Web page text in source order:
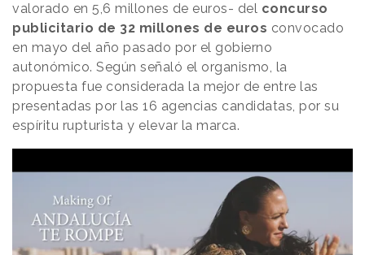
valorado en 5,6 millones de euros- del concurso
publicitario de 32 millones de euros convocado
en mayo del año pasado por el gobierno
autonómico. Según señaló el organismo, la
propuesta fue considerada la mejor de entre las
presentadas por las 16 agencias candidatas, por su
espíritu rupturista y elevar la marca.